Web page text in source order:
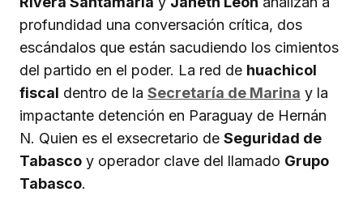
profundidad una conversación crítica, dos
escándalos que están sacudiendo los cimientos
del partido en el poder. La red de huachicol
fiscal dentro de la Secretaría de Marina y la
impactante detención en Paraguay de Hernán
N. Quien es el exsecretario de Seguridad de
Tabasco y operador clave del llamado Grupo
Tabasco.